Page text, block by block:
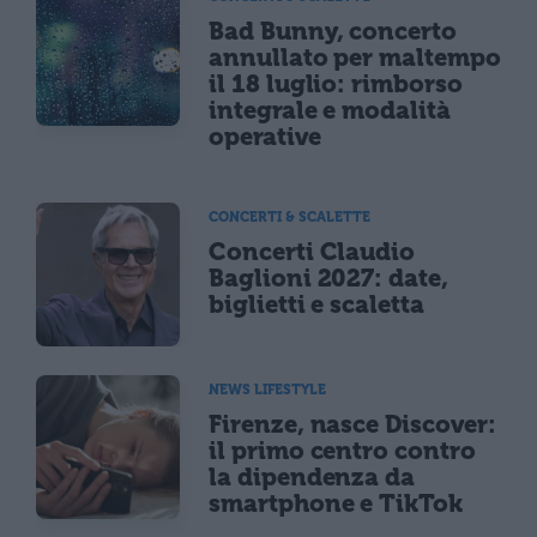
Bad Bunny, concerto
annullato per maltempo
il 18 luglio: rimborso
integrale e modalità
operative
CONCERTI & SCALETTE
Concerti Claudio
Baglioni 2027: date,
biglietti e scaletta
NEWS LIFESTYLE
Firenze, nasce Discover:
il primo centro contro
la dipendenza da
smartphone e TikTok